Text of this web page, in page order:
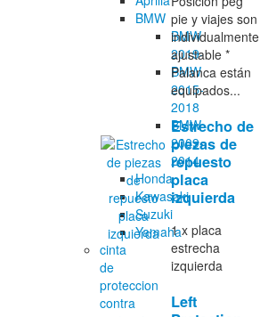
BMW
BMW
2019-
BMW
2015-
2018
BMW
2009-
2014
Honda
Kawasaki
Suzuki
Yamaha
cinta
de
proteccion
contra
pie y viajes son
individualmente
ajustable *
Palanca están
equipados...
Estrecho de
piezas de
repuesto
placa
izquierda
1 x placa
estrecha
izquierda
Left